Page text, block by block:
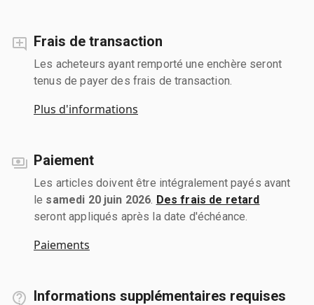
Frais de transaction
Les acheteurs ayant remporté une enchère seront
tenus de payer des frais de transaction.
Plus d'informations
Paiement
Les articles doivent être intégralement payés avant
le samedi 20 juin 2026 Des frais de retard
seront appliqués après la date d'échéance.
Paiements
Informations supplémentaires requises